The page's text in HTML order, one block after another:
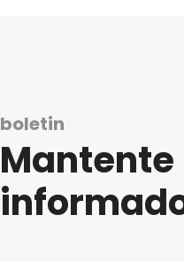
boletin
Mantente